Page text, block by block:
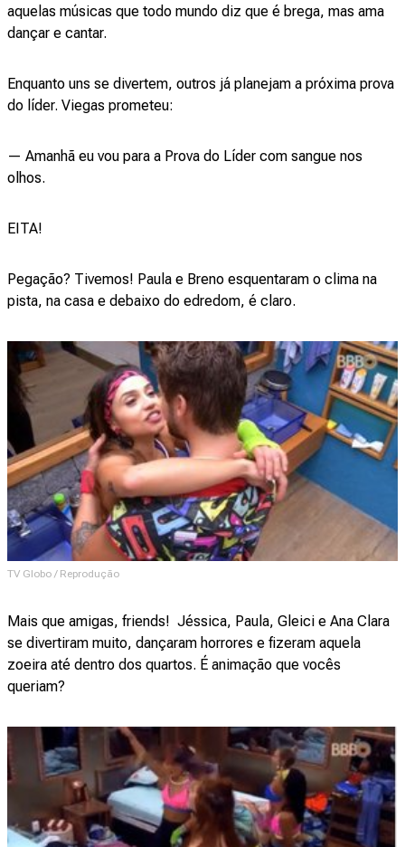
aquelas músicas que todo mundo diz que é brega, mas ama
dançar e cantar.
Enquanto uns se divertem, outros já planejam a próxima prova
do líder. Viegas prometeu:
— Amanhã eu vou para a Prova do Líder com sangue nos
olhos.
EITA!
Pegação? Tivemos! Paula e Breno esquentaram o clima na
pista, na casa e debaixo do edredom, é claro.
TV Globo / Reprodução
Mais que amigas, friends! Jéssica, Paula, Gleici e Ana Clara
se divertiram muito, dançaram horrores e fizeram aquela
zoeira até dentro dos quartos. É animação que vocês
queriam?